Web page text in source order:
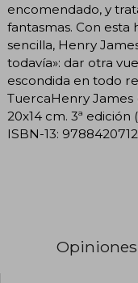
encomendado, y
fantasmas. Con
sencilla, Henry
todavía»: dar otra
escondida en todo
TuercaHenry James
20x14 cm. 3ª edición
ISBN-13: